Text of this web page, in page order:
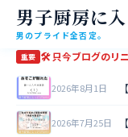
男子厨房に
男のプライド全否定。
重要 🛠 只今ブログのリ
2026年8月1日
2026年7月25日